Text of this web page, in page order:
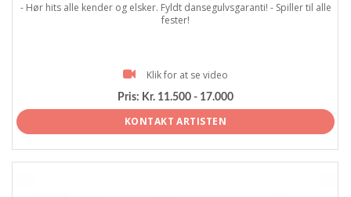
- Hør hits alle kender og elsker. Fyldt dansegulvsgaranti! - Spiller til alle
fester!
Klik for at se video
Pris: Kr. 11.500 - 17.000
KONTAKT ARTISTEN